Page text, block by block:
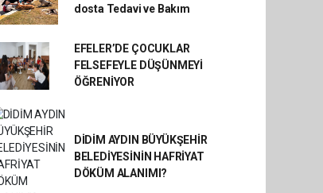
dosta Tedavi ve Bakım
EFELER’DE ÇOCUKLAR
FELSEFEYLE DÜŞÜNMEYİ
ÖĞRENİYOR
DİDİM AYDIN BÜYÜKŞEHİR
BELEDİYESİNİN HAFRİYAT
DÖKÜM ALANIMI?